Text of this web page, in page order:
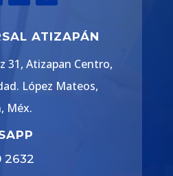
ATIZAPÁN
31, Atizapan Centro,
López Mateos,
Méx.
2632